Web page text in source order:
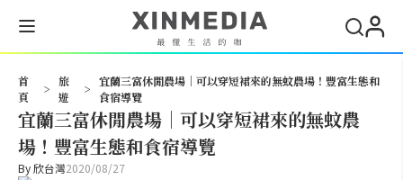
首
頁
>
旅
遊
>
宜蘭三富休閒農場│可以穿短裙來的無蚊農場！豐富生態和
食宿導覽
宜蘭三富休閒農場│可以穿短裙來的無蚊農
場！豐富生態和食宿導覽
By欣台灣2020/08/27